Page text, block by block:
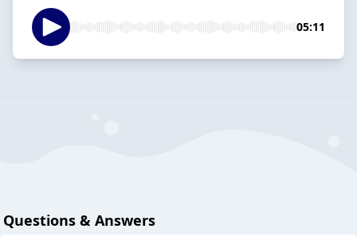
05:11
Questions & Answers